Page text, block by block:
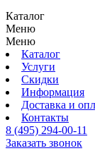
Каталог
Меню
Меню
Каталог
Услуги
Скидки
Информация
Доставка и
Контакты
8 (495) 294-00-11
Заказать звонок